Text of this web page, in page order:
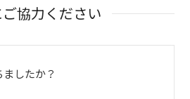
協力ください
したか？